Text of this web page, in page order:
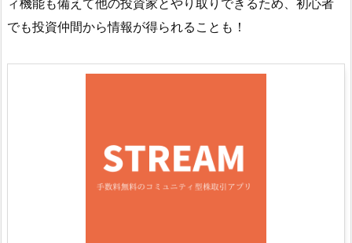
でも投資仲間から情報が得られることも！